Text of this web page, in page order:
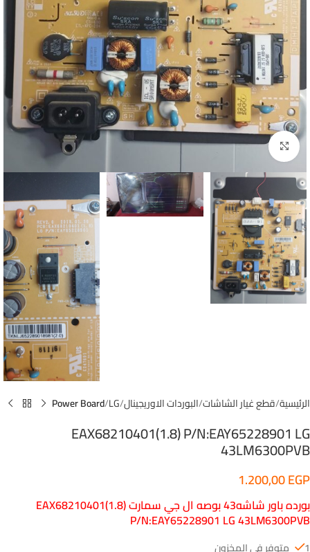
اضغط للتكبير
الرئيسية قطع غيار الشاشات البوردات الاوريجينال LG
Power Board
EAX68210401(1.8) P/N:EAY65228901 LG
43LM6300PVB
1.200,00EGP
بورده باور شاشه43 بوصه ال جي سمارت EAX68210401(1.8)
P/N:EAY65228901 LG 43LM6300PVB
1 متوفر في المخزون